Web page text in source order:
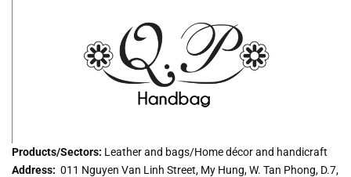
Products/Sectors: Leather and bags/Home décor and handicraft
Address: 011 Nguyen Van Linh Street, My Hung, W. Tan Phong, D.7,